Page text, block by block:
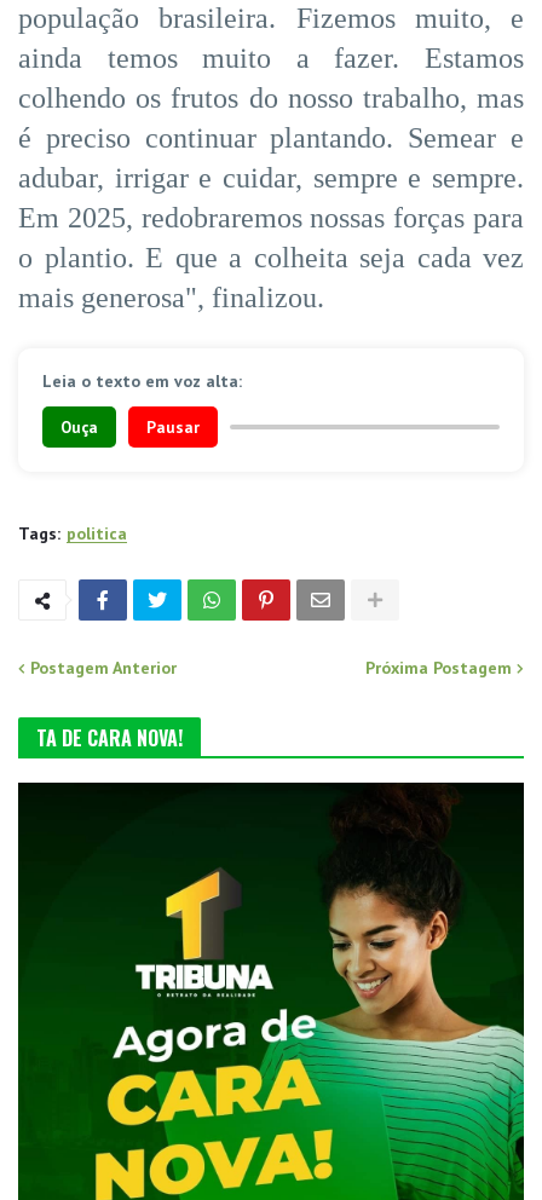
população brasileira. Fizemos muito, e
ainda temos muito a fazer. Estamos
colhendo os frutos do nosso trabalho, mas
é preciso continuar plantando. Semear e
adubar, irrigar e cuidar, sempre e sempre.
Em 2025, redobraremos nossas forças para
o plantio. E que a colheita seja cada vez
mais generosa", finalizou.
Leia o texto em voz alta:
Ouça Pausar
Tags: politica
Postagem Anterior Próxima Postagem
TA DE CARA NOVA!